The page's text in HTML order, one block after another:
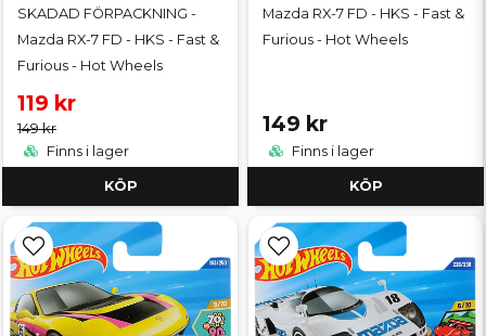
SKADAD FÖRPACKNING -
Mazda RX-7 FD - HKS - Fast &
Furious - Hot Wheels
149 kr
119 kr
Finns i lager
KÖP
Mazda RX-7 FD - HKS - Fast &
Furious - Hot Wheels
149 kr
Finns i lager
KÖP